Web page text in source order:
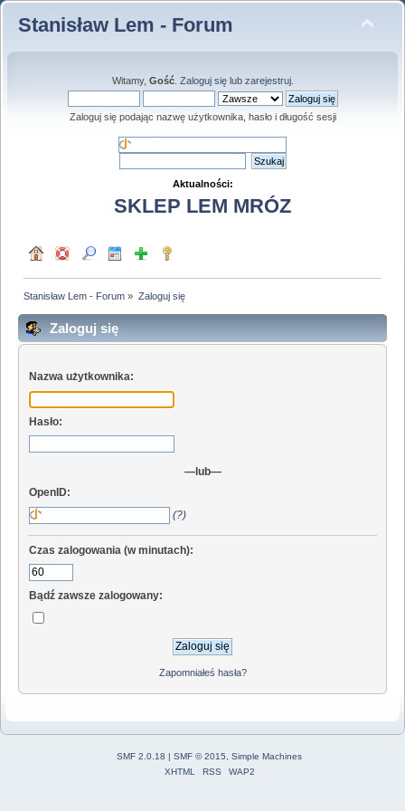
Stanisław Lem - Forum
Witamy, Gość. Zaloguj sięlub zarejestruj.
Zaloguj się podając nazwę użytkownika, hasło i długość sesji
Aktualności:
SKLEP LEM MRÓZ
Stanisław Lem - Forum » Zaloguj się
Zaloguj się
Nazwa użytkownika:
Hasło:
—lub—
OpenID:
(?)
Czas zalogowania (w minutach):
Bądź zawsze zalogowany:
Zapomniałeś hasła?
SMF 2.0.18 SMF © 2015, Simple Machines
XHTML
RSS WAP2